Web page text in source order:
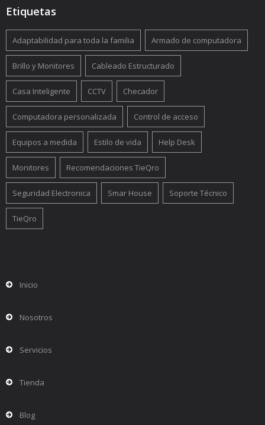
Etiquetas
Adaptabilidad para toda la familia Armado de computadora
Brillo y Monitores Cableado Estructurado
Casa Inteligente CCTV Checador
Computadora personalizada Control de acceso
Equipos a medida Estilo de vida Help Desk
Monitores Recomendaciones TieQro
Seguridad Electronica Smar House Soporte Técnico
TieQro
Inicio
Nosotros
Servicios
Tienda
Blog